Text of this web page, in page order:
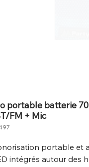
portable batterie
FM + Mic
portable et
intégrés autour des